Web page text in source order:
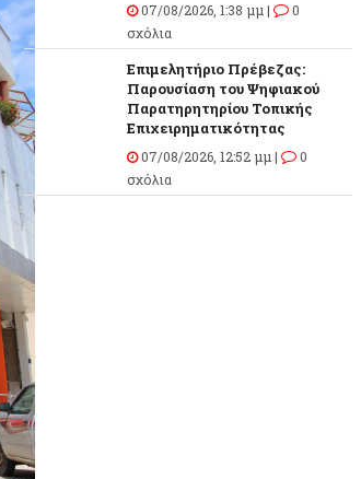
07/08/2026, 1:38 μμ |
0
σχόλια
Επιμελητήριο Πρέβεζας:
Παρουσίαση του Ψηφιακού
Παρατηρητηρίου Τοπικής
Επιχειρηματικότητας
07/08/2026, 12:52 μμ |
0
σχόλια